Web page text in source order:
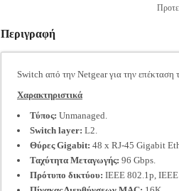
Περιγραφή
Switch από την Netgear για την επέκταση
Χαρακτηριστικά
Τύπος: Unmanaged.
Switch layer: L2.
Θύρες Gigabit: 48 x RJ-45 Gigabit
Ταχύτητα Μεταγωγής: 96 Gbps.
Πρότυπο δικτύου: IEEE 802.1p,